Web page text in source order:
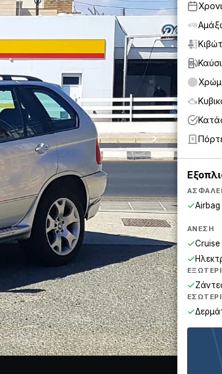
5
ΆΝΕΣΗ
Cruise